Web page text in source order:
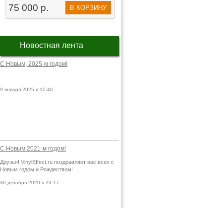
75 000 р. В КОРЗИНУ
Новостная лента
С Новым, 2025-м годом!
9 января 2025 в 15:46
С Новым 2021-м годом!
Друзья! VinylEffect.ru поздравляет вас всех с
Новым годом и Рождеством!
30 декабря 2020 в 23:17